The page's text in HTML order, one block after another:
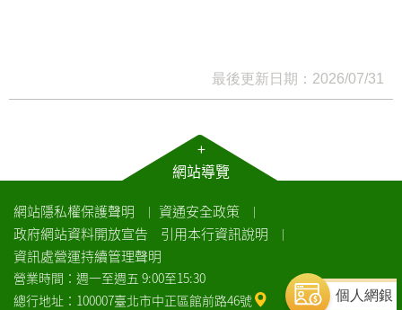
最後更新日期：2026/07/31
+
網站導覽
網站隱私權保護聲明 ｜ 資通安全政策 ｜
政府網站資料開放宣告 引用本行資訊說明 ｜
資訊處營運持續管理聲明
營業時間：週一至週五 9:00至15:30
總行地址：100007臺北市中正區館前路46號
個人網銀